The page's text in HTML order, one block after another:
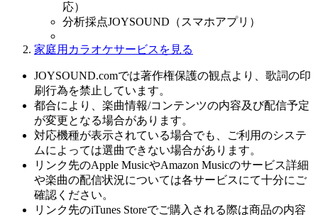
応）
分析採点JOYSOUND（スマホアプリ）
家庭用カラオケサービスを見る
JOYSOUND.comでは著作権保護の観点より、歌詞の印
刷行為を禁止しています。
都合により、楽曲情報/コンテンツの内容及び配信予定
が変更となる場合があります。
対応機種が表示されている場合でも、ご利用のシステ
ムによっては選曲できない場合があります。
リンク先のApple MusicやAmazon Musicのサービス詳細
や楽曲の配信状況については各サービスにて十分にご
確認ください。
リンク先のiTunes Storeでご購入される際は商品の内容